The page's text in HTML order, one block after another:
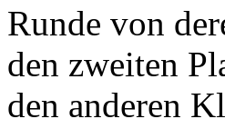
Runde von
den zweiten
den anderen